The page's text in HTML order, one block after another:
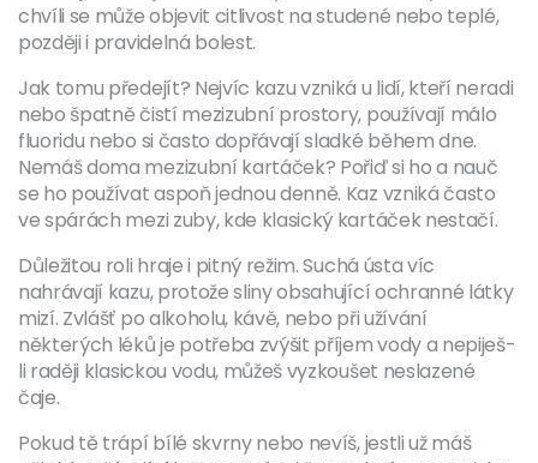
chvíli se může objevit citlivost na studené nebo teplé,
později i pravidelná bolest.
Jak tomu předejít? Nejvíc kazu vzniká u lidí, kteří neradi
nebo špatně čistí mezizubní prostory, používají málo
fluoridu nebo si často dopřávají sladké během dne.
Nemáš doma mezizubní kartáček? Pořiď si ho a nauč
se ho používat aspoň jednou denně. Kaz vzniká často
ve spárách mezi zuby, kde klasický kartáček nestačí.
Důležitou roli hraje i pitný režim. Suchá ústa víc
nahrávají kazu, protože sliny obsahující ochranné látky
mizí. Zvlášť po alkoholu, kávě, nebo při užívání
některých léků je potřeba zvýšit příjem vody a nepiješ-
li raději klasickou vodu, můžeš vyzkoušet neslazené
čaje.
Pokud tě trápí bílé skvrny nebo nevíš, jestli už máš